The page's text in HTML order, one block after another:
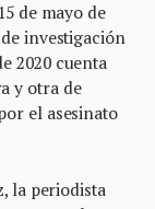
de mayo de
investigación
2020 cuenta
y otra de
el asesinato
la periodista